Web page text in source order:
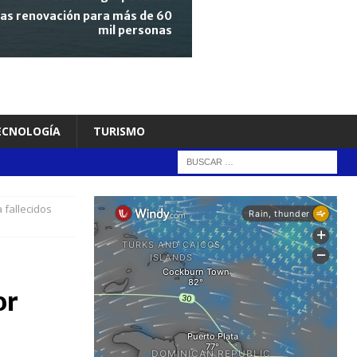
renovación para más de 60
mil personas
TURISMO
fallecidos